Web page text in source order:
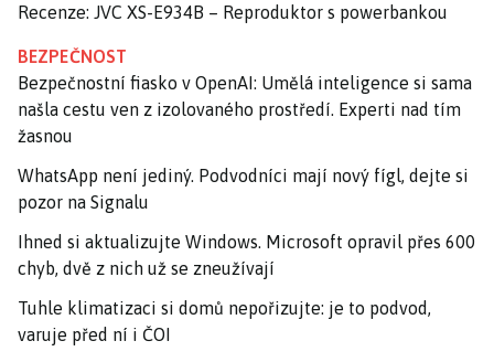
Recenze: JVC XS-E934B – Reproduktor s powerbankou
BEZPEČNOST
Bezpečnostní fiasko v OpenAI: Umělá inteligence si sama
našla cestu ven z izolovaného prostředí. Experti nad tím
žasnou
WhatsApp není jediný. Podvodníci mají nový fígl, dejte si
pozor na Signalu
Ihned si aktualizujte Windows. Microsoft opravil přes 600
chyb, dvě z nich už se zneužívají
Tuhle klimatizaci si domů nepořizujte: je to podvod,
varuje před ní i ČOI